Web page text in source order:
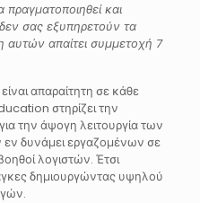
και
σας εξυπηρετούν τα
απαίτει συμμετοχή 7
απαραίτητη σε κάθε
στηρίζει την
την άψογη λειτουργία των
εν δυνάμει εργαζομένων σε
λογιστών. Έτσι
δημιουργώντας υψηλού